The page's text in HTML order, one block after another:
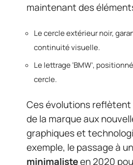
maintenant des
Le cercle extérieur noir,
continuité visuelle.
Le lettrage ‘BMW’,
cercle.
Ces évolutions reflètent
de la marque aux
graphiques et
exemple, le passage à un
minimalisteen 2020